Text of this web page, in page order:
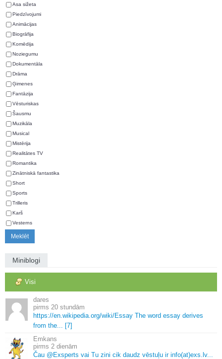
Asa sižeta
Piedzīvojumi
Animācijas
Biogrāfija
Komēdija
Noziegumu
Dokumentāla
Drāma
Ģimenes
Fantāzija
Vēsturiskas
Šausmu
Muzikāla
Musical
Mistērija
Realitātes TV
Romantika
Zinātniskā fantastika
Short
Sports
Trilleris
Karš
Vesterns
Miniblogi
Visi
dares
20 stundām
https://en. wikipedia. org/wiki/Essay The word essay derives
from the.
[7]
Emkans
2 dienām
Čau @Exsperts vai Tu zini cik daudz vēstuļu ir info(at)exs. lv.